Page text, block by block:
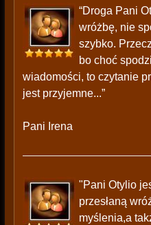
“Droga Pani
wróżbę, nie
szybko.
bo choć
wiadomości, to czytanie
jest przyjemne...”
Pani Irena
"Pani Otylio
przesłaną
myślenia,a